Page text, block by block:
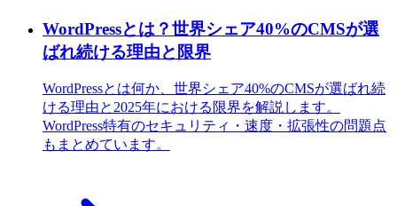
WordPressとは？世界シェア40%のCMSが選
ばれ続ける理由と限界
WordPressとは何か、世界シェア40%のCMSが選ばれ続
ける理由と2025年における限界を解説します。
WordPress特有のセキュリティ・速度・拡張性の問題点
もまとめています。